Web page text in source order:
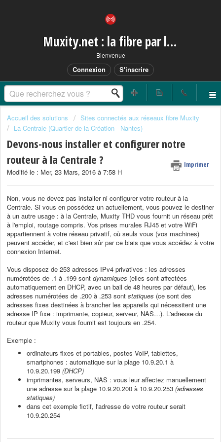
Muxity.net : la fibre par les airs
Bienvenue
Connexion S'inscrire
Accueil des solutions
Sites connectés aux réseaux fibre Muxity
La Centrale (Quartier de la Création - Nantes)
Devons-nous installer et configurer notre
routeur à la Centrale ?
Imprimer
Modifié le : Mer, 23 Mars, 2016 à 7:58 H
Non, vous ne devez pas installer ni configurer votre routeur à la
Centrale. Si vous en possédez un actuellement, vous pouvez le destiner
à un autre usage : à la Centrale, Muxity THD vous fournit un réseau prêt
à l'emploi, routage compris. Vos prises murales RJ45 et votre WiFi
appartiennent à votre réseau privatif, où seuls vous (vos machines)
peuvent accéder, et c'est bien sûr par ce biais que vous accédez à votre
connexion Internet.
Vous disposez de 253 adresses IPv4 privatives : les adresses
numérotées de .1 à .199 sont dynamiques (elles sont affectées
automatiquement en DHCP, avec un bail de 48 heures par défaut), les
adresses numérotées de .200 à .253 sont statiques (ce sont des
adresses fixes destinées à brancher les appareils qui nécessitent une
adresse IP fixe : imprimante, copieur, serveur, NAS…). L'adresse du
routeur que Muxity vous fournit est toujours en .254.
Exemple :
ordinateurs fixes et portables, postes VoIP, tablettes,
smartphones : automatique sur la plage 10.9.20.1 à
10.9.20.199 (DHCP)
imprimantes, serveurs, NAS : vous leur affectez manuellement
une adresse sur la plage 10.9.20.200 à 10.9.20.253 (adresses
statiques)
dans cet exemple fictif, l'adresse de votre routeur serait
10.9.20.254